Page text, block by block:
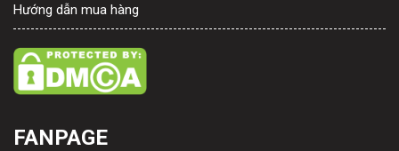
Hướng dẫn mua hàng
FANPAGE